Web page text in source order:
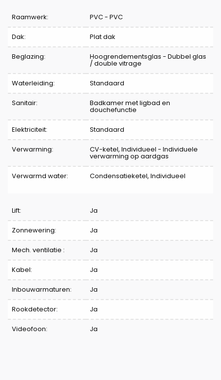
Raamwerk: PVC - PVC
Dak: Plat dak
Beglazing: Hoogrendementsglas - Dubbel glas
/ double vitrage
Waterleiding: Standaard
Sanitair: Badkamer met ligbad en
douchefunctie
Elektriciteit: Standaard
Verwarming: CV-ketel, Individueel - Individuele
verwarming op aardgas
Verwarmd water: Condensatieketel, Individueel
Lift: Ja
Zonnewering: Ja
Mech. ventilatie : Ja
Kabel: Ja
Inbouwarmaturen: Ja
Rookdetector: Ja
Videofoon: Ja